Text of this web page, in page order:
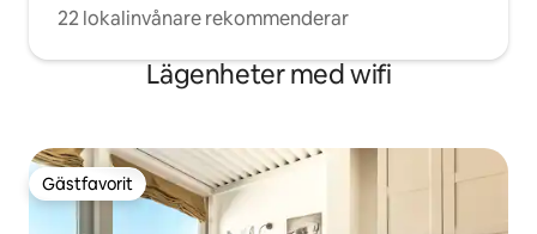
22 lokalinvånare rekommenderar
Lägenheter med wifi
Gästfavorit
Gästfavorit